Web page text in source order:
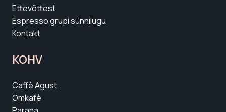
Ettevõttest
Espresso grupi sünnilugu
Kontakt
KOHV
Caffè Agust
Omkafè